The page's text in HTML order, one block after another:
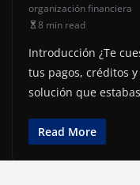
organización financiera
8 min read
Introducción ¿Te
tus pagos, créditos
solución que
Read More